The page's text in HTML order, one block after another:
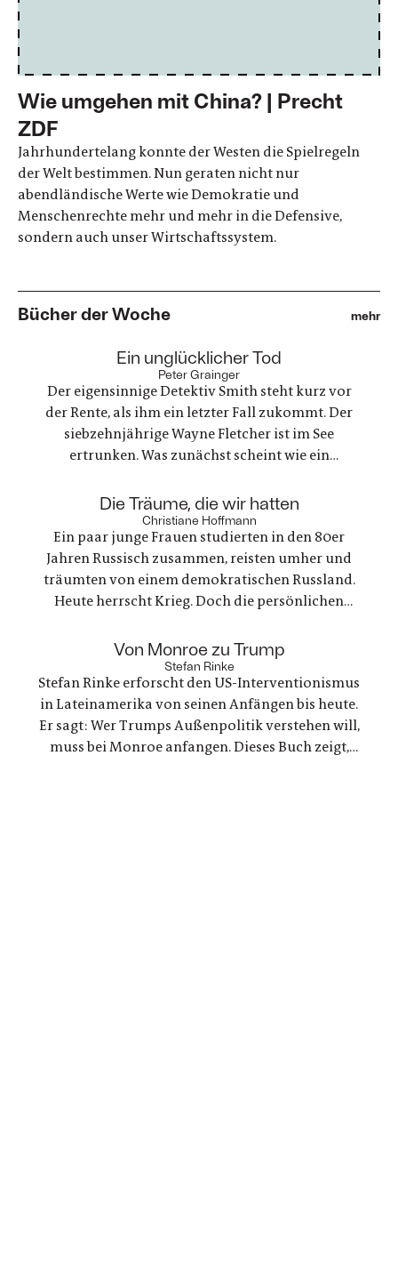
Wie umgehen mit China? | Precht
ZDF
Jahrhundertelang konnte der Westen die Spielregeln
der Welt bestimmen. Nun geraten nicht nur
abendländische Werte wie Demokratie und
Menschenrechte mehr und mehr in die Defensive,
sondern auch unser Wirtschaftssystem.
Bücher der Woche mehr
Ein unglücklicher Tod
Peter Grainger
Der eigensinnige Detektiv Smith steht kurz vor
der Rente, als ihm ein letzter Fall zukommt. Der
siebzehnjährige Wayne Fletcher ist im See
ertrunken. Was zunächst scheint wie ein
anderes heraus. Es geht um nichts weniger als die
große Frage nach Gerechtigkeit. Eine
nervenaufreibende Ermittlung beginnt
Die Träume, die wir hatten
Christiane Hoffmann
Ein paar junge Frauen studierten in den 80er
Jahren Russisch zusammen, reisten umher und
träumten von einem demokratischen Russland.
Heute herrscht Krieg. Doch die persönlichen
gerade als eine der Frauen stirbt. Ein Buch über
Trauer und Hoffnung in deutsch-ukranisch-
russischen Beziehungen
Von Monroe zu Trump
Stefan Rinke
Stefan Rinke erforscht den US-Interventionismus
in Lateinamerika von seinen Anfängen bis heute.
Er sagt: Wer Trumps Außenpolitik verstehen will,
muss bei Monroe anfangen. Dieses Buch zeigt,